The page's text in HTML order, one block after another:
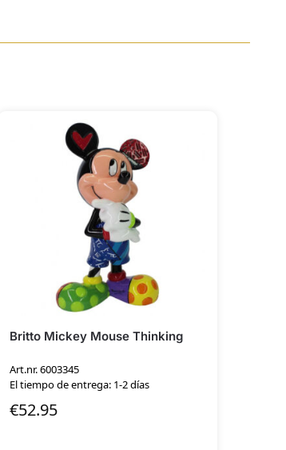
Britto Mickey Mouse Thinking
Art.nr. 6003345
El tiempo de entrega: 1-2 días
€52.95